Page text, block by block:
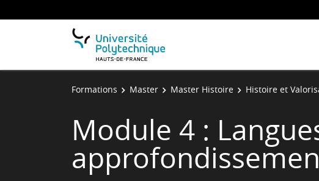
Formations Master Master Histoire Histoire et
Module 4 :